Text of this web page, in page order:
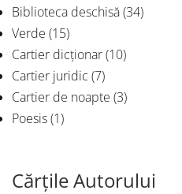
Biblioteca deschisă(34)
Verde (15)
Cartier dicționar(10)
Cartier juridic (7)
Cartier de noapte (3)
Poesis(1)
Cărțile Autorului